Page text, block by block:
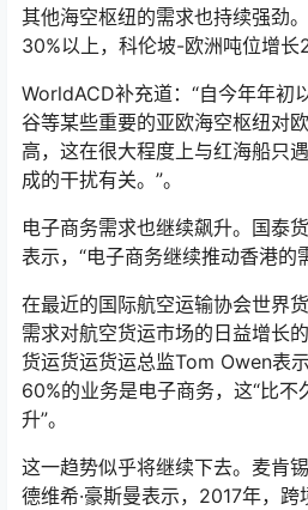
其他海空枢纽的需求也持续强劲
30%以上，科伦坡-欧洲吨位增长
WorldACD补充道：“自今年年初
谷等某些重要的亚欧海空枢纽对
高，这在很大程度上与红海船只
成的干扰有关。”。
电子商务需求也继续飙升。国泰
表示，“电子商务继续推动香港的
在最近的国际航空运输协会世界
需求对航空货运市场的日益增长
货运货运货运总监Tom Owen表
60%的业务是电子商务，这“比不
升”。
这一趋势似乎将继续下去。麦肯
德维希·豪斯曼表示，2017年，